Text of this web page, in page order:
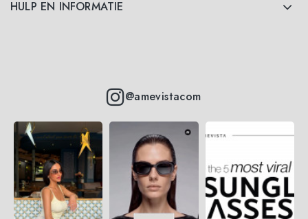
HULP EN INFORMATIE
@amevistacom